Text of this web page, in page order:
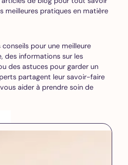
meilleures pratiques en matière
pour une meilleure
des informations sur les
des astuces pour garder un
partagent leur savoir-faire
aider à prendre soin de